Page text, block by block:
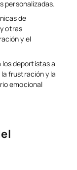
personalizadas.
de
otras
y el
los deportistas a
frustración y la
emocional